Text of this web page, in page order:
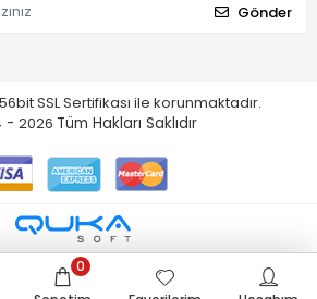
Gönder
SSL Sertifikası ile korunmaktadır.
- 2026 Tüm Hakları Saklıdır
0